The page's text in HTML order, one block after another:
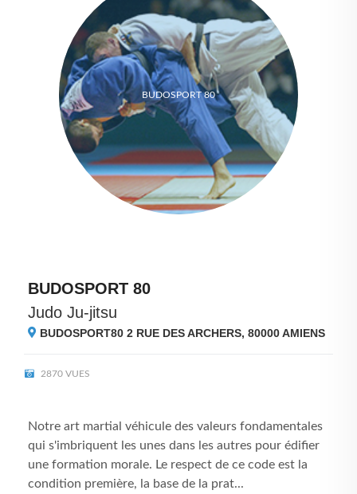
BUDOSPORT 80
BUDOSPORT 80
Judo Ju-jitsu
BUDOSPORT80 2 RUE DES ARCHERS, 80000AMIENS
2870 VUES
Notre art martial véhicule des valeurs fondamentales
qui s'imbriquent les unes dans les autres pour édifier
une formation morale. Le respect de ce code est la
condition première, la base de la prat...